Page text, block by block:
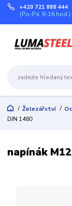
+420 721 888 444
(Po-Pá, 8-16 hod.)
Železářství
DIN 1480
napínák